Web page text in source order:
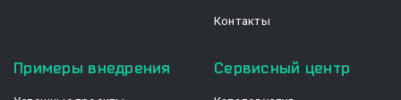
Контакты
Примеры внедрения Сервисный центр